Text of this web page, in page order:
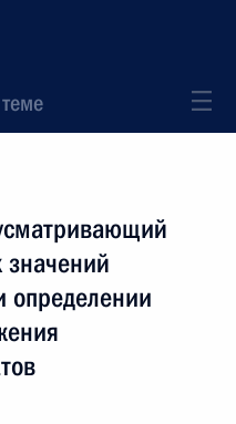
значений
определении